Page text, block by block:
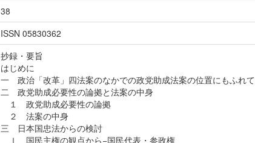
38
ISSN 05830362
抄録・要旨
はじめに
一 政治「改革」四法案のなかでの政党助成法案の位置にもふれて
二 政党助成必要性の論拠と法案の中身
１ 政党助成必要性の論拠
２ 法案の中身
三 日本国忠法からの検討
ｌ 国民主権の観点から−国民代表・参政権